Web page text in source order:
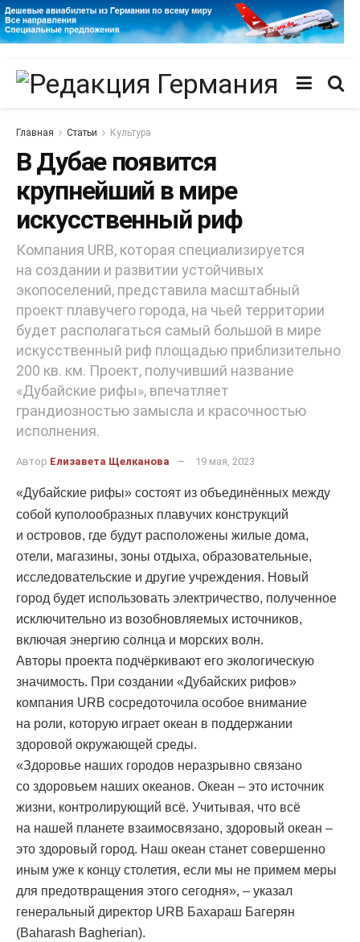
Главная Статьи Культура
В Дубае появится
крупнейший в мире
искусственный риф
Компания URB, которая специализируется
на создании и развитии устойчивых
экопоселений, представила масштабный
проект плавучего города, на чьей территории
будет располагаться самый большой в мире
искусственный риф площадью приблизительно
200 кв. км. Проект, получивший название
«Дубайские рифы», впечатляет
грандиозностью замысла и красочностью
исполнения.
Автор Елизавета Щелканова 19 мая, 2023
«Дубайские рифы» состоят из объединённых между
собой куполообразных плавучих конструкций
и островов, где будут расположены жилые дома,
отели, магазины, зоны отдыха, образовательные,
исследовательские и другие учреждения. Новый
город будет использовать электричество, полученное
исключительно из возобновляемых источников,
включая энергию солнца и морских волн.
Авторы проекта подчёркивают его экологическую
значимость. При создании «Дубайских рифов»
компания URB сосредоточила особое внимание
на роли, которую играет океан в поддержании
здоровой окружающей среды.
«Здоровье наших городов неразрывно связано
со здоровьем наших океанов. Океан – это источник
жизни, контролирующий всё. Учитывая, что всё
на нашей планете взаимосвязано, здоровый океан –
это здоровый город. Наш океан станет совершенно
иным уже к концу столетия, если мы не примем меры
для предотвращения этого сегодня», – указал
генеральный директор URB Бахараш Багерян
(Baharash Bagherian).